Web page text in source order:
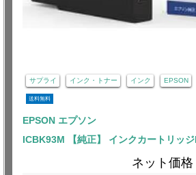
サプライ インク・トナー インク EPSON
送料無料
EPSON エプソン
ICBK93M 【純正】 インクカートリッ
ネット価格